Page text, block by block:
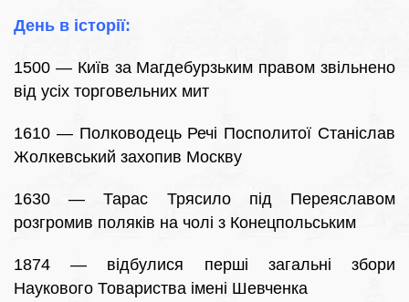
День в історії:
1500 — Київ за Магдебурзьким правом звільнено
від усіх торговельних мит
1610 — Полководець Речі Посполитої Станіслав
Жолкевський захопив Москву
1630 — Тарас Трясило під Переяславом
розгромив поляків на чолі з Конецпольським
1874 — відбулися перші загальні збори
Наукового Товариства імені Шевченка